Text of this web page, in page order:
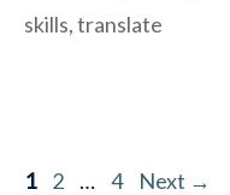
skills,translate
Page
1 Page
2 … Page
4 Next →